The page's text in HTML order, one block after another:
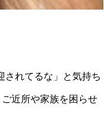
されてるな」と気持ち
近所や家族を困らせ